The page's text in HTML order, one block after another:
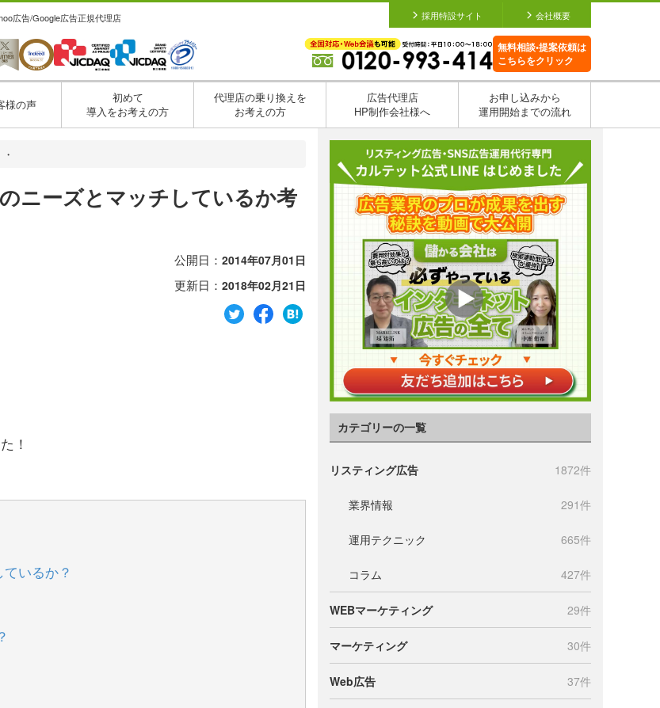
広告/Google広告正規代理店 採用特設サイト 会社概要
無料相談•提案依頼は
こちらをクリック
様の声
初めて
導入をお考えの方
代理店の乗り換えを
お考えの方
広告代理店
HP制作会社様へ
お申し込みから
運用開始までの流れ
ニーズとマッチしているか考
公開日： 2014年07月01日
更新日： 2018年02月21日
！
いるか？
カテゴリーの一覧
リスティング広告 1872件
業界情報 291件
運用テクニック 665件
コラム 427件
WEBマーケティング 29件
マーケティング 30件
Web広告 37件